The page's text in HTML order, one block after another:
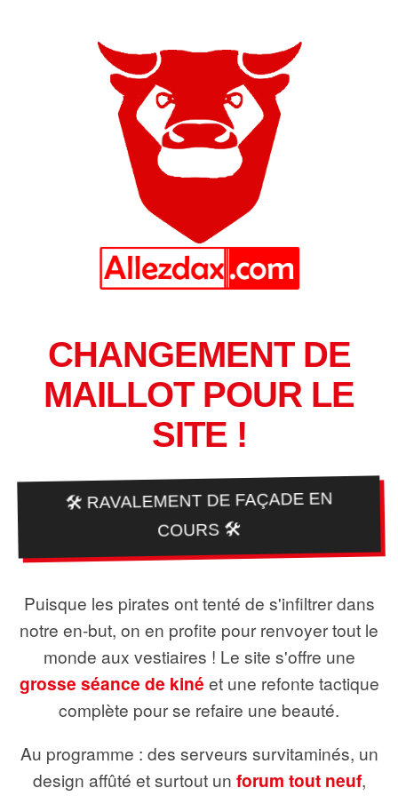
CHANGEMENT DE
MAILLOT POUR LE
SITE !
🛠️ RAVALEMENT DE FAÇADE EN
COURS 🛠️
Puisque les pirates ont tenté de s'infiltrer dans
notre en-but, on en profite pour renvoyer tout le
monde aux vestiaires ! Le site s'offre une
grosse séance de kiné et une refonte tactique
complète pour se refaire une beauté.
Au programme : des serveurs survitaminés, un
design affûté et surtout un forum tout neuf,